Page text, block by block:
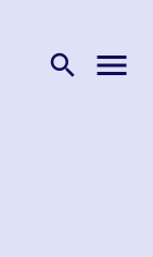
search menu